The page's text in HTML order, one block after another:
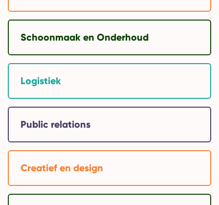
Schoonmaak en Onderhoud
Logistiek
Public relations
Creatief en design